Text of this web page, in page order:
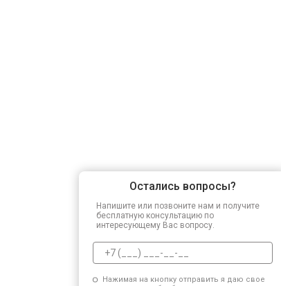
Остались вопросы?
Напишите или позвоните нам и получите
бесплатную консультацию по
интересующему Вас вопросу.
Нажимая на кнопку отправить я даю свое